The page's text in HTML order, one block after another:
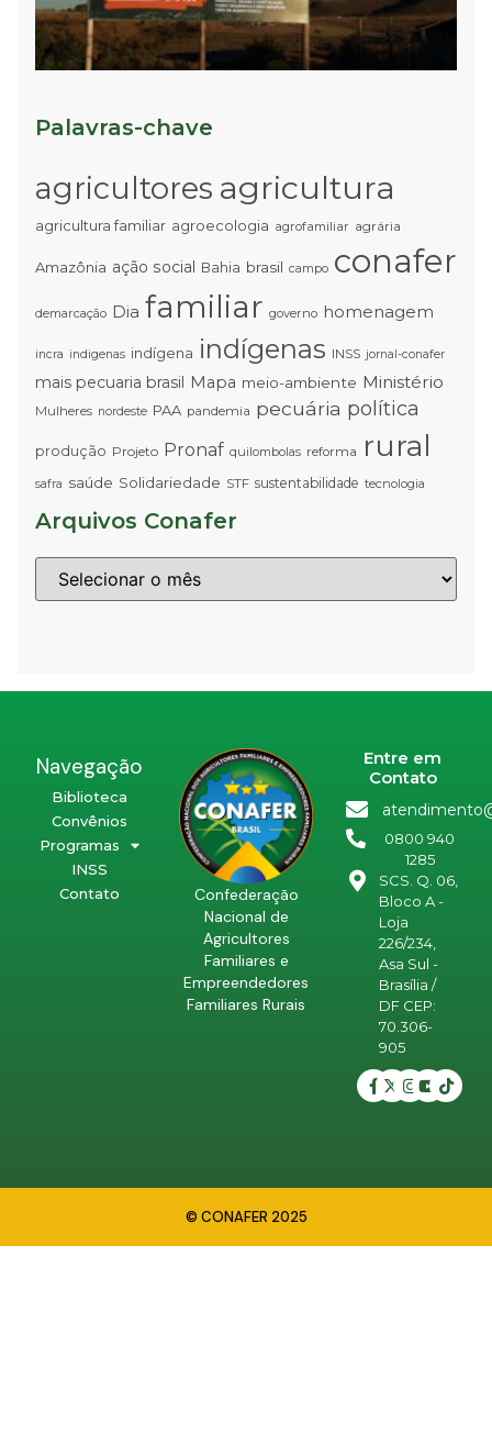
Palavras-chave
agricultores agricultura
agricultura familiar agroecologia agrofamiliar agrária
Amazônia ação social Bahia brasil campo conafer
demarcação Dia familiar governo homenagem
incra indigenas indígena indígenas INSS jornal-conafer
mais pecuaria brasil Mapa meio-ambiente Ministério
Mulheres nordeste PAA pandemia pecuária política
produção Projeto Pronaf quilombolas reforma rural
safra saúde Solidariedade STF sustentabilidade tecnologia
Arquivos Conafer
Navegação
Biblioteca
Convênios
Programas
INSS
Contato
Confederação
Nacional de
Agricultores
Familiares e
Empreendedores
Familiares Rurais
Entre em
Contato
0800 940
1285
SCS. Q. 06,
Bloco A -
Loja
226/234,
Asa Sul -
Brasília /
DF CEP:
70.306-
905
© CONAFER 2025